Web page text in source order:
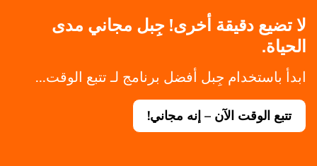
لا تضيع دقيقة أخرى! جِبل مجاني مدى
الحياة.
ابدأ باستخدام جِبل أفضل برنامج لـ تتبع الوقت...
تتبع الوقت الآن – إنه مجاني!